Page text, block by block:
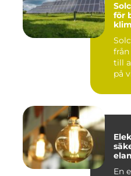
Solceller
för
till
på
En